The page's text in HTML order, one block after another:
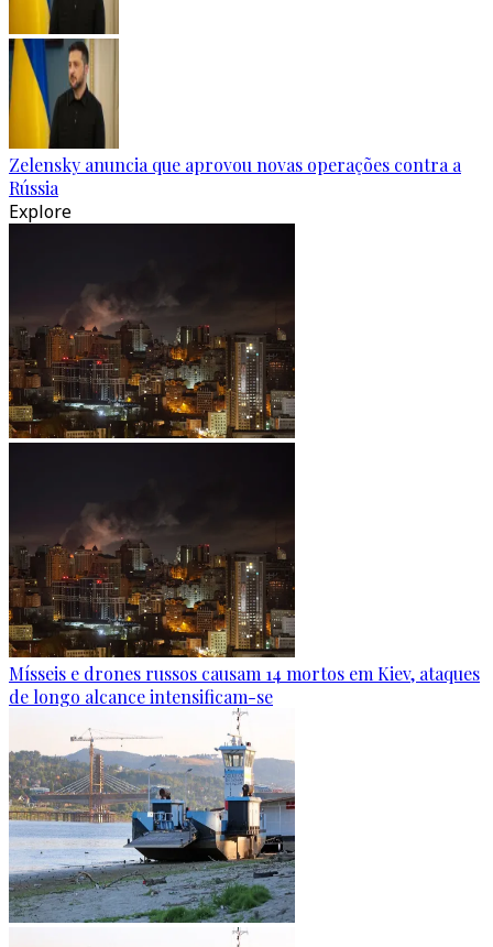
Zelensky anuncia que aprovou novas operações contra a
Rússia
Explore
Mísseis e drones russos causam 14 mortos em Kiev, ataques
de longo alcance intensificam-se